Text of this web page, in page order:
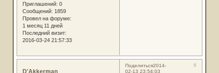
Приглашений: 0
Сообщений: 1859
Провел на форуме:
1 месяц 11 дней
Последний визит:
2016-03-24 21:57:33
Поделиться 6
2014-
02-13 23:54:03
D'Akkerman